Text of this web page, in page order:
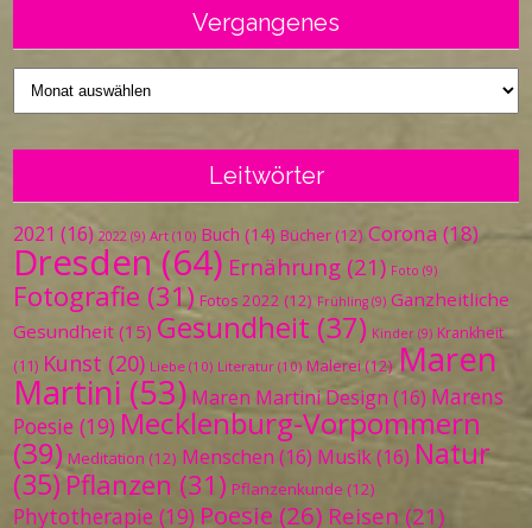
Vergangenes
Vergangenes
Leitwörter
2021 (16) 2022 (9) Art (10) Buch (14) Bücher (12) Corona (18)
Dresden (64) Ernährung (21) Foto (9)
Fotografie (31) Fotos 2022 (12) Frühling (9) Ganzheitliche
Gesundheit (15) Gesundheit (37) Kinder (9) Krankheit
(11) Kunst (20) Liebe (10) Literatur (10) Malerei (12) Maren
Martini (53) Maren Martini Design (16) Marens
Poesie (19) Mecklenburg-Vorpommern
(39) Meditation (12) Menschen (16) Musik(16) Natur
(35) Pflanzen (31) Pflanzenkunde (12)
Phytotherapie (19) Poesie (26) Reisen (21)